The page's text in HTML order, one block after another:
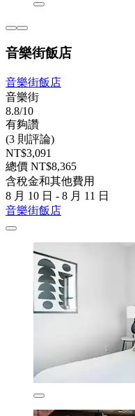
音樂街飯店
音樂街飯店
音樂街
8.8/10
有夠讚
(3 則評論)
NT$3,091
總價 NT$8,365
含稅金和其他費用
8 月 10 日 - 8 月 11 日
音樂街飯店